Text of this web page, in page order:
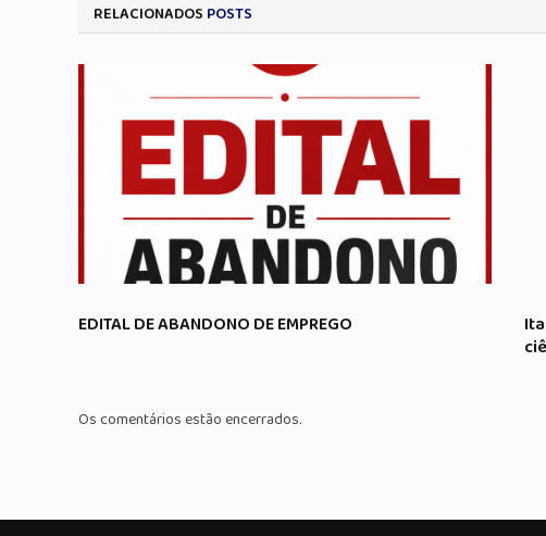
RELACIONADOS POSTS
EDITAL DE ABANDONO DE EMPREGO
Os comentários estão encerrados.